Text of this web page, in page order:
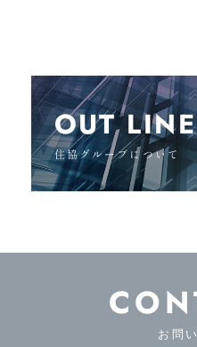
OUT LINE
住協グループについて
お問